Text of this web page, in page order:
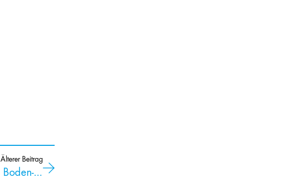
STATTBAU Hamburg unterstützt die Boden- und wohnungs­politische Position des Wohnbundes zur Bundestagswahl
Älterer Beitrag